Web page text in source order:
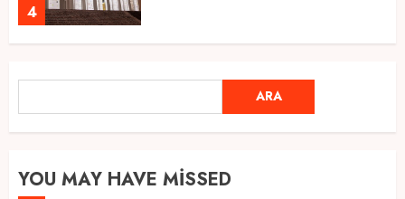
4
Ramazan Ayı 2025: Manevi
Atmosfer ve Özel Hazırlıklar
ARA
YOU MAY HAVE MISSED